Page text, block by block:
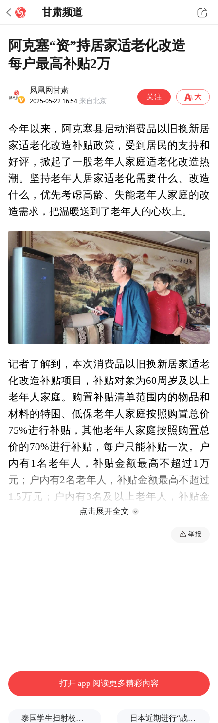
甘肃频道
阿克塞“资”持居家适老化改造
每户最高补贴2万
凤凰网甘肃
2025-05-22 16:54 来自北京
今年以来，阿克塞县启动消费品以旧换新居
家适老化改造补贴政策，受到居民的支持和
好评，掀起了一股老年人家庭适老化改造热
潮。坚持老年人居家适老化需要什么、改造
什么，优先考虑高龄、失能老年人家庭的改
造需求，把温暖送到了老年人的心坎上。
记者了解到，本次消费品以旧换新居家适老
化改造补贴项目，补贴对象为60周岁及以上
老年人家庭。购置补贴清单范围内的物品和
材料的特困、低保老年人家庭按照购置总价
75%进行补贴，其他老年人家庭按照购置总
价的70%进行补贴，每户只能补贴一次。户
内有1名老年人，补贴金额最高不超过1万
元；户内有2名老年人，补贴金额最高不超过
1.5万元；户内有3名及以上老年人，补贴金
额最高不超过2万元。
点击展开全文
举报
打开 app 阅读更多精彩内容
泰国学生扫射校园，致7死15伤，犯案前先射杀祖父母 日本近期进行“战斧”巡航导弹实弹试射，国防部回应